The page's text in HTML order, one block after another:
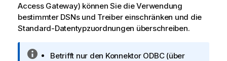
Access Gateway) können Sie die Verwendung
bestimmter DSNs und Treiber einschränken und die
Standard-Datentypzuordnungen überschreiben.
I
Betrifft nur den Konnektor ODBC (über